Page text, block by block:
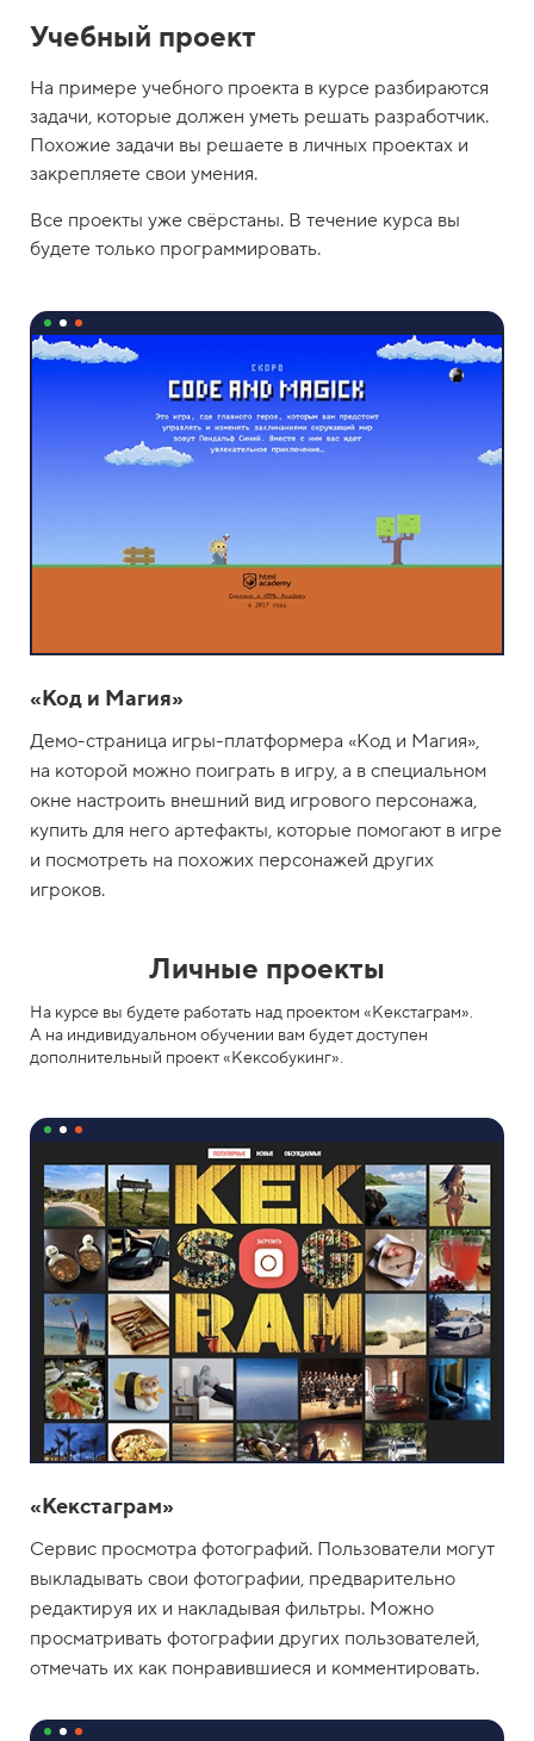
Учебный проект
На примере учебного проекта в курсе разбираются
задачи, которые должен уметь решать разработчик.
Похожие задачи вы решаете в личных проектах и
закрепляете свои умения.
Все проекты уже свёрстаны. В течение курса вы
будете только программировать.
«Код и Магия»
Демо-страница игры-платформера «Код и Магия»,
на которой можно поиграть в игру, а в специальном
окне настроить внешний вид игрового персонажа,
купить для него артефакты, которые помогают в игре
и посмотреть на похожих персонажей других
игроков.
Личные проекты
На курсе вы будете работать над проектом «Кекстаграм».
А на индивидуальном обучении вам будет доступен
дополнительный проект «Кексобукинг».
«Кекстаграм»
Сервис просмотра фотографий. Пользователи могут
выкладывать свои фотографии, предварительно
редактируя их и накладывая фильтры. Можно
просматривать фотографии других пользователей,
отмечать их как понравившиеся и комментировать.